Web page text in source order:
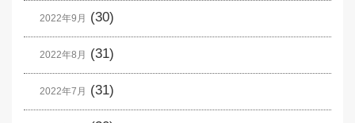
2022年9月 (30)
2022年8月 (31)
2022年7月 (31)